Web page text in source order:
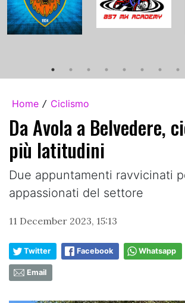
Home / Ciclismo
Da Avola a Belvedere,
più latitudini
Due appuntamenti ravvicinati
appassionati del settore
11 December 2023, 15:13
Twitter Facebook Whatsapp
Email